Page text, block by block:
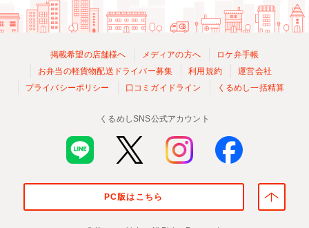
掲載希望の店舗様へ メディアの方へ
ロケ弁手帳
お弁当の軽貨物配送ドライバー募集
利用規約
運営会社
プライバシーポリシー
口コミガイドライン くるめし一括精算
くるめしSNS公式アカウント
PC版はこちら